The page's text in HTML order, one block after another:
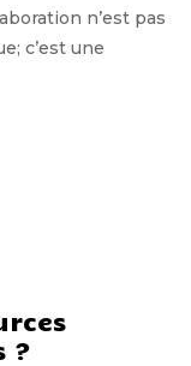
n’est pas
c’est une
?